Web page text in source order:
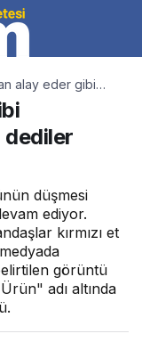
alay eder gibi
İndirimli ürün
dediler
düşmesi
ediyor.
kırmızı et
görüntü
adı altında